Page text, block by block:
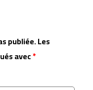
publiée.Les
avec*